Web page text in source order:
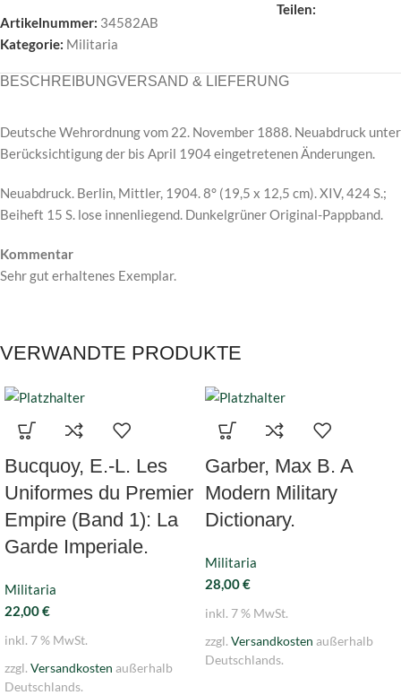
Artikelnummer: 34582AB
Kategorie: Militaria
Teilen:
BESCHREIBUNGVERSAND & LIEFERUNG
Deutsche Wehrordnung vom 22. November 1888. Neuabdruck unter
Berücksichtigung der bis April 1904 eingetretenen Änderungen.
Neuabdruck. Berlin, Mittler, 1904. 8° (19,5 x 12,5 cm). XIV, 424 S.;
Beiheft 15 S. lose innenliegend. Dunkelgrüner Original-Pappband.
Kommentar
Sehr gut erhaltenes Exemplar.
VERWANDTE PRODUKTE
Bucquoy, E.-L. Les
Uniformes du Premier
Empire (Band 1): La
Garde Imperiale.
Militaria
22,00€
inkl. 7 % MwSt.
zzgl. Versandkosten außerhalb
Deutschlands.
Garber, Max B. A
Modern Military
Dictionary.
Militaria
28,00€
inkl. 7 % MwSt.
zzgl. Versandkosten außerhalb
Deutschlands.